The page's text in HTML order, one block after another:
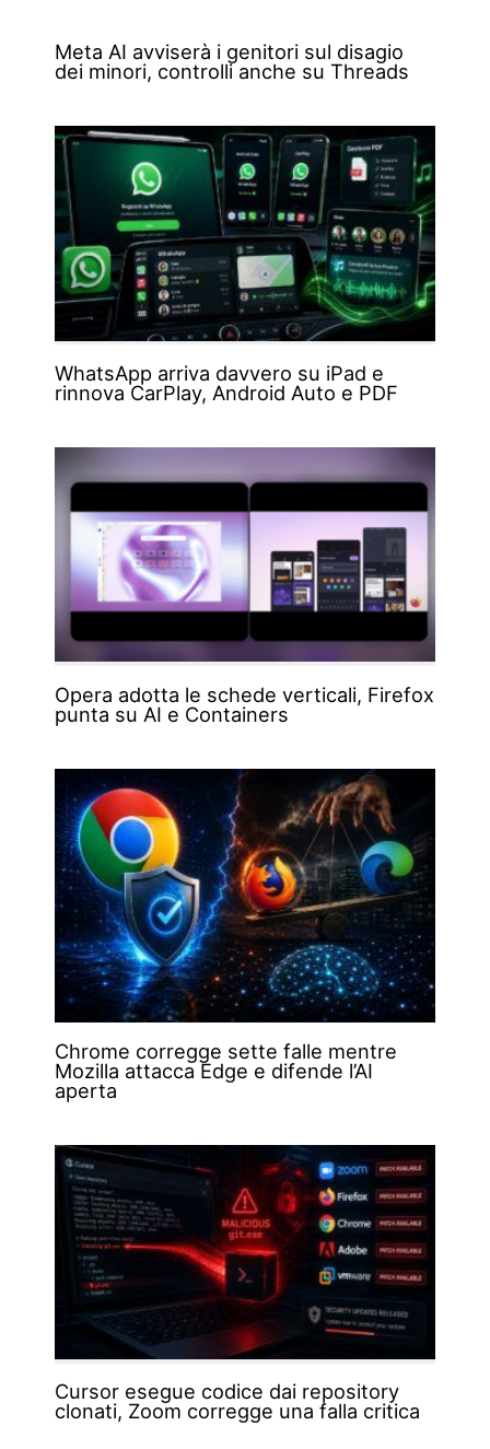
Meta AI avviserà i genitori sul disagio
dei minori, controlli anche su Threads
WhatsApp arriva davvero su iPad e
rinnova CarPlay, Android Auto e PDF
Opera adotta le schede verticali, Firefox
punta su AI e Containers
Chrome corregge sette falle mentre
Mozilla attacca Edge e difende l’AI
aperta
Cursor esegue codice dai repository
clonati, Zoom corregge una falla critica